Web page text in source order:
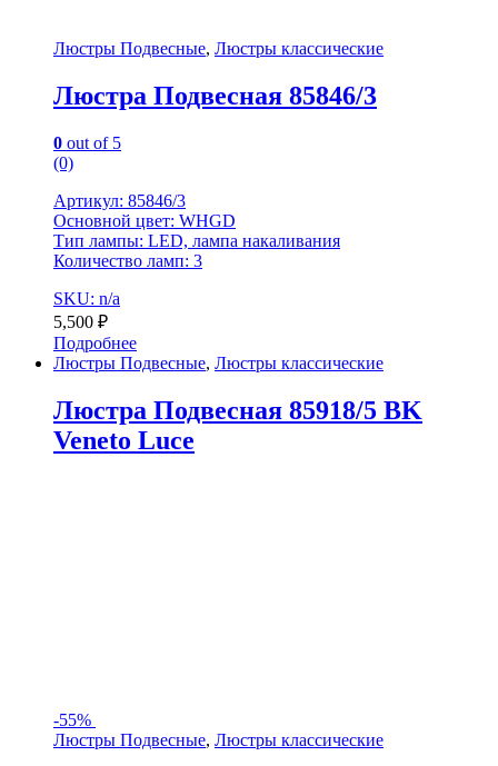
Люстры Подвесные, Люстры классические
Люстра Подвесная 85846/3
0 out of 5
(0)
Артикул: 85846/3
Основной цвет: WHGD
Тип лампы: LED, лампа накаливания
Количество ламп: 3
SKU: n/a
5,500 ₽
Подробнее
Люстры Подвесные, Люстры классические
Люстра Подвесная 85918/5 BK
Veneto Luce
-55%
Люстры Подвесные, Люстры классические